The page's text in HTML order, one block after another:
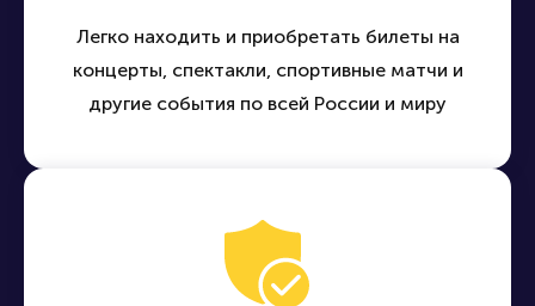
Легко находить и приобретать билеты на
концерты, спектакли, спортивные матчи и
другие события по всей России и миру